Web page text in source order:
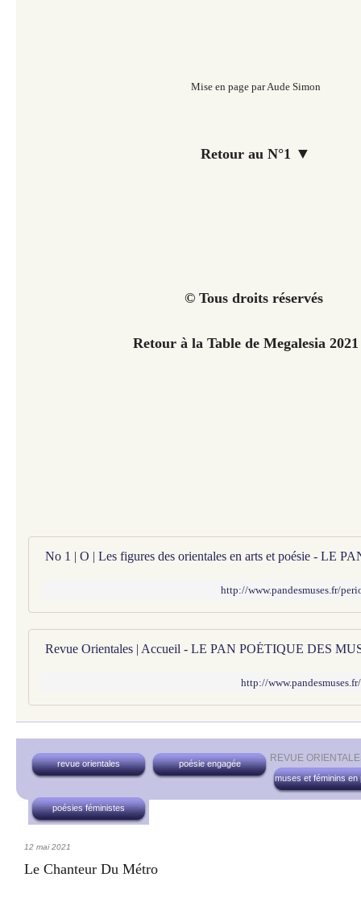
Mise en page par Aude Simon
Retour au N°1 ▼
© Tous droits réservés
Retour à la Table de Megalesia
http://www.pandesmuses.fr/
Revue Orientales | Accueil - LE PAN POÉTIQUE DES
http://
REVUE
revue orientales
poésie engagée
muses et féminins en
poésies féministes
12 mai 2021
Le Chanteur Du Métro